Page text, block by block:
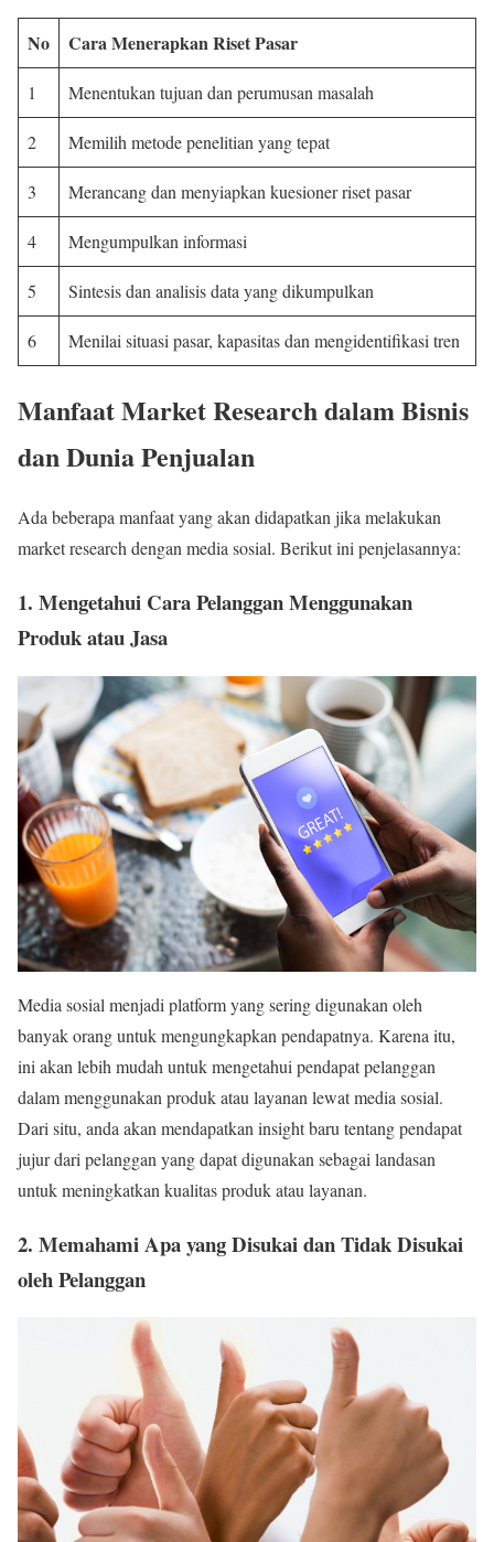
No Cara Menerapkan Riset Pasar
1 Menentukan tujuan dan perumusan masalah
2 Memilih metode penelitian yang tepat
3 Merancang dan menyiapkan kuesioner riset pasar
4 Mengumpulkan informasi
5 Sintesis dan analisis data yang dikumpulkan
6 Menilai situasi pasar, kapasitas dan mengidentifikasi tren
Manfaat Market Research dalam Bisnis
dan Dunia Penjualan
Ada beberapa manfaat yang akan didapatkan jika melakukan
market research dengan media sosial. Berikut ini penjelasannya:
1. Mengetahui Cara Pelanggan Menggunakan
Produk atau Jasa
Media sosial menjadi platform yang sering digunakan oleh
banyak orang untuk mengungkapkan pendapatnya. Karena itu,
ini akan lebih mudah untuk mengetahui pendapat pelanggan
dalam menggunakan produk atau layanan lewat media sosial.
Dari situ, anda akan mendapatkan insight baru tentang pendapat
jujur dari pelanggan yang dapat digunakan sebagai landasan
untuk meningkatkan kualitas produk atau layanan.
2. Memahami Apa yang Disukai dan Tidak Disukai
oleh Pelanggan